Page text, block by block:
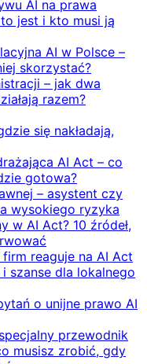
AI na prawa
jest i kto musi ją
AI w Polsce –
skorzystać?
– jak dwa
razem?
się nakładają,
AI Act – co
gotowa?
– asystent czy
wysokiego ryzyka
w AI Act? 10 źródeł,
reaguje na AI Act
szanse dla lokalnego
o unijne prawo AI
przewodnik
musisz zrobić, gdy